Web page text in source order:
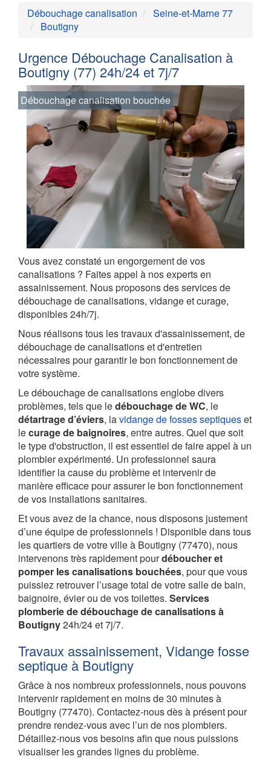
Débouchage canalisation
Seine-et-Marne 77
Boutigny
Urgence Débouchage Canalisation à
Boutigny (77) 24h/24 et 7j/7
Débouchage canalisation bouchée
Vous avez constaté un engorgement de vos
canalisations ? Faites appel à nos experts en
assainissement. Nous proposons des services de
débouchage de canalisations, vidange et curage,
disponibles 24h/7j.
Nous réalisons tous les travaux d'assainissement, de
débouchage de canalisations et d'entretien
nécessaires pour garantir le bon fonctionnement de
votre système.
Le débouchage de canalisations englobe divers
problèmes, tels que ledébouchage de WC, le
détartrage d’éviers, lavidange de fosses septiqueset
lecurage de baignoires, entre autres. Quel que soit
le type d'obstruction, il est essentiel de faire appel à un
plombier expérimenté. Un professionnel saura
identifier la cause du problème et intervenir de
manière efficace pour assurer le bon fonctionnement
de vos installations sanitaires.
Et vous avez de la chance, nous disposons justement
d’une équipe de professionnels ! Disponible dans tous
les quartiers de votre ville à Boutigny (77470), nous
intervenons très rapidement pourdéboucher et
pomper les canalisations bouchées, pour que vous
puissiez retrouver l’usage total de votre salle de bain,
baignoire, évier ou de vos toilettes. Services
plomberie de débouchage de canalisations à
Boutigny24h/24 et 7j/7.
Travaux assainissement, Vidange fosse
septique à Boutigny
Grâce à nos nombreux professionnels, nous pouvons
intervenir rapidement en moins de 30 minutes à
Boutigny (77470). Contactez-nous dès à présent pour
prendre rendez-vous avec l’un de nos plombiers.
Détaillez-nous vos besoins afin que nous puissions
visualiser les grandes lignes du problème.